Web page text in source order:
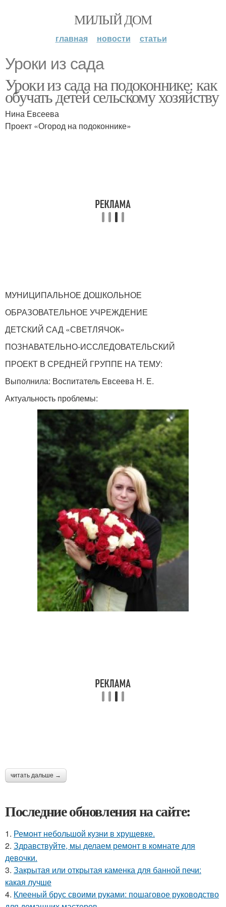
МИЛЫЙ ДОМ
главная новости статьи
Уроки из сада
Уроки из сада на подоконнике: как
обучать детей сельскому хозяйству
Нина Евсеева
Проект «Огород на подоконнике»
МУНИЦИПАЛЬНОЕ ДОШКОЛЬНОЕ
ОБРАЗОВАТЕЛЬНОЕ УЧРЕЖДЕНИЕ
ДЕТСКИЙ САД «СВЕТЛЯЧОК»
ПОЗНАВАТЕЛЬНО-ИССЛЕДОВАТЕЛЬСКИЙ
ПРОЕКТ В СРЕДНЕЙ ГРУППЕ НА ТЕМУ:
Выполнила: Воспитатель Евсеева Н. Е.
Актуальность проблемы:
читать дальше →
Последние обновления на сайте:
1. Ремонт небольшой кузни в хрущевке.
2. Здравствуйте, мы делаем ремонт в комнате для
девочки.
3. Закрытая или открытая каменка для банной печи:
какая лучше
4. Клееный брус своими руками: пошаговое руководство